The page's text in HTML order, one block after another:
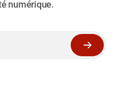
numérique.